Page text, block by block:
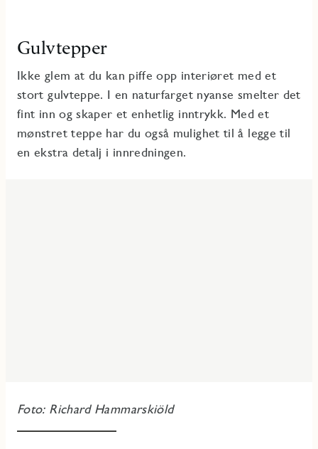
Gulvtepper
Ikke glem at du kan piffe opp interiøret med et
stort gulvteppe. I en naturfarget nyanse smelter det
fint inn og skaper et enhetlig inntrykk. Med et
mønstret teppe har du også mulighet til å legge til
en ekstra detalj i innredningen.
Foto: Richard Hammarskiöld